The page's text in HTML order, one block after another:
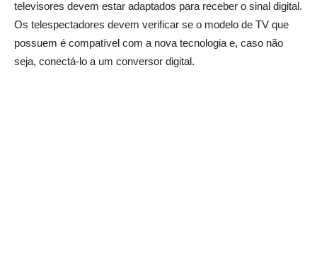
televisores devem estar adaptados para receber o sinal digital.
Os telespectadores devem verificar se o modelo de TV que
possuem é compatível com a nova tecnologia e, caso não
seja, conectá-lo a um conversor digital.